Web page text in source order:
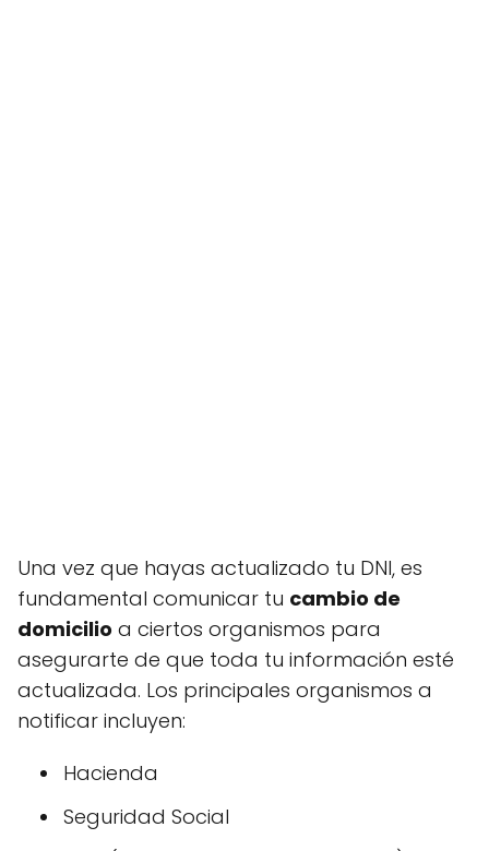
Una vez que hayas actualizado tu DNI, es
fundamental comunicar tu cambio de
domicilio a ciertos organismos para
asegurarte de que toda tu información esté
actualizada. Los principales organismos a
notificar incluyen:
Hacienda
Seguridad Social